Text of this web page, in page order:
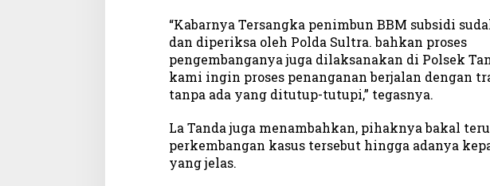
B
B
M
u
b
i
d
“Kabarnya Tersangka penimbun BBM subsidi
dan diperiksa oleh Polda Sultra. bahkan proses
pengembanganya juga dilaksanakan di Polsek
kami ingin proses penanganan berjalan dengan
tanpa ada yang ditutup-tutupi,” tegasnya.
La Tanda juga menambahkan, pihaknya bakal
perkembangan kasus tersebut hingga adanya
yang jelas.